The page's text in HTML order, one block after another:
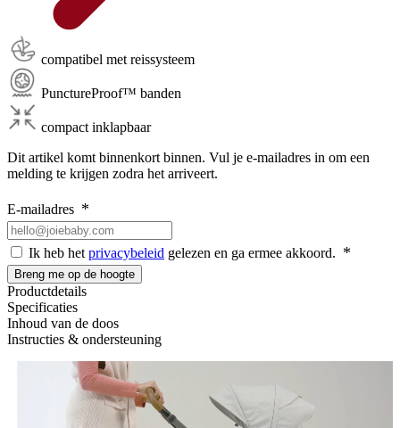
compatibel met reissysteem
PunctureProof™ banden
compact inklapbaar
Dit artikel komt binnenkort binnen. Vul je e-mailadres in om een
melding te krijgen zodra het arriveert.
E-mailadres
Ik heb het privacybeleid gelezen en ga ermee akkoord.
Breng me op de hoogte
Productdetails
Specificaties
Inhoud van de doos
Instructies & ondersteuning